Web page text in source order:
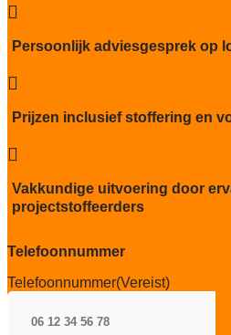
Brandwerend
BFF1D27C
Project gebruik

Persoonlijk adviesgesprek op

Prijzen inclusief stoffering en

Vakkundige uitvoering door
projectstoffeerders
Telefoonnummer
Telefoonnummer(Vereist)